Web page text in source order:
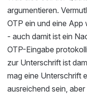
argumentieren.
OTP ein und eine App
- auch damit ist ein
OTP-Eingabe
zur Unterschrift ist
mag eine Unterschrift
ausreichend sein,